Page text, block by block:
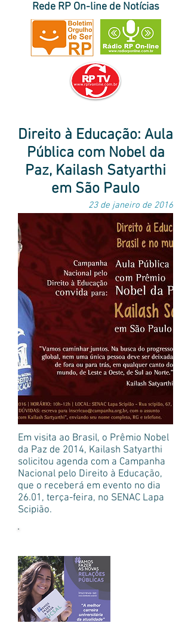
página inicial do Plantão RP|
destaques|
|correspondentes
no Brasil e no exterior
Rede RP On-line de Notícias
Direito à Educação: Aula
Pública com Nobel da
Paz, Kailash Satyarthi
em São Paulo
23 de janeiro de 2016
Em visita ao Brasil, o Prêmio Nobel
da Paz de 2014, Kailash Satyarthi
solicitou agenda com a Campanha
Nacional pelo Direito à Educação,
que o receberá em evento no dia
26.01, terça-feira, no SENAC Lapa
Scipião.